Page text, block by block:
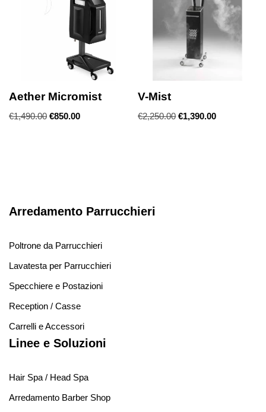
Aether Micromist
€1,490.00 €850.00
V-Mist
€2,250.00 €1,390.00
Arredamento Parrucchieri
Poltrone da Parrucchieri
Lavatesta per Parrucchieri
Specchiere e Postazioni
Reception / Casse
Carrelli e Accessori
Linee e Soluzioni
Hair Spa / Head Spa
Arredamento Barber Shop